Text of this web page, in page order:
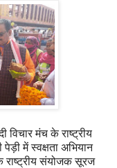
मंच के राष्ट्रीय
में स्वक्षता अभियान
राष्ट्रीय संयोजक सूरज